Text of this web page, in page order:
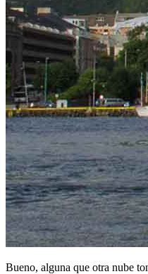
Bueno, alguna que otra nube